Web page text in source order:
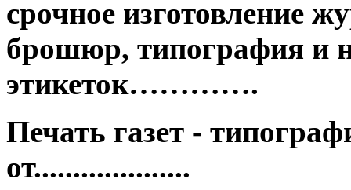
срочное изготовление
брошюр, типография и
этикеток………….
Печать газет -
от....................